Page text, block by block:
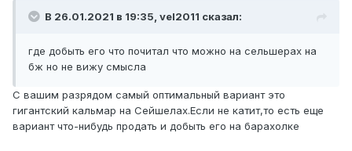
В 26.01.2021 в 19:35, vel2011 сказал:
где добыть его что почитал что можно на сельшерах на
бж но не вижу смысла
С вашим разрядом самый оптимальный вариант это
гигантский кальмар на Сейшелах.Если не катит,то есть еще
вариант что-нибудь продать и добыть его на барахолке